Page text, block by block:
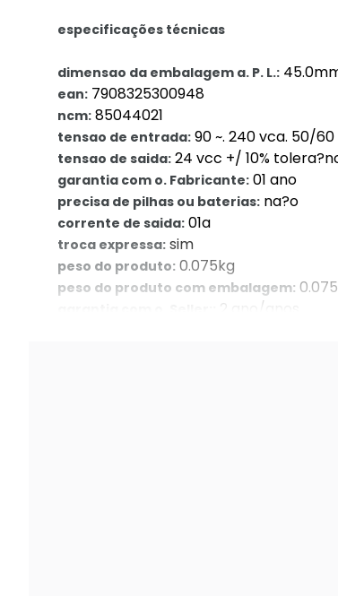
especificações técnicas
dimensao da embalagem a. P. L.:
ean: 7908325300948
ncm: 85044021
tensao de entrada: 90 ~. 240 vca. 50/60
tensao de saida: 24 vcc +/ 10%
garantia com o. Fabricante: 01 ano
precisa de pilhas ou baterias: na?o
corrente de saida: 01a
troca expressa: sim
peso do produto: 0.075kg
peso do produto com embalagem:
2 ano/anos